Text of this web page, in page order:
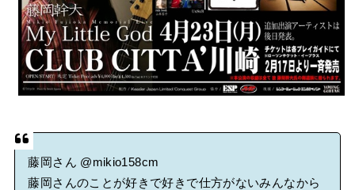
Powered by livedoor 相互RSS
藤岡さん @mikio158cm
藤岡さんのことが好きで好きで仕方がないみんなから